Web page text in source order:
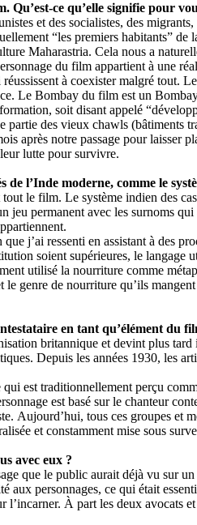
ce qu’elle signifie pour
et des socialistes, des
“les premiers habitants” de
Maharastria. Cela nous a
du film appartient à une
à coexister malgré tout.
Le Bombay du film est un
soit disant appelé
des vieux chawls (bâtiments
après notre passage pour laisser
lutte pour survivre.
l’Inde moderne, comme le
le film. Le système indien des
jeu permanent avec les surnoms
j’ai ressenti en assistant à des
soient supérieures, le langage
utilisé la nourriture comme
genre de nourriture qu’ils
en tant qu’élément du
britannique et devint plus
Depuis les années 1930, les
est traditionnellement perçu
est basé sur le chanteur
Aujourd’hui, tous ces groupes et
et constamment mise sous
avec eux ?
que le public aurait déjà vu sur
aux personnages, ce qui était
À part les deux avocats